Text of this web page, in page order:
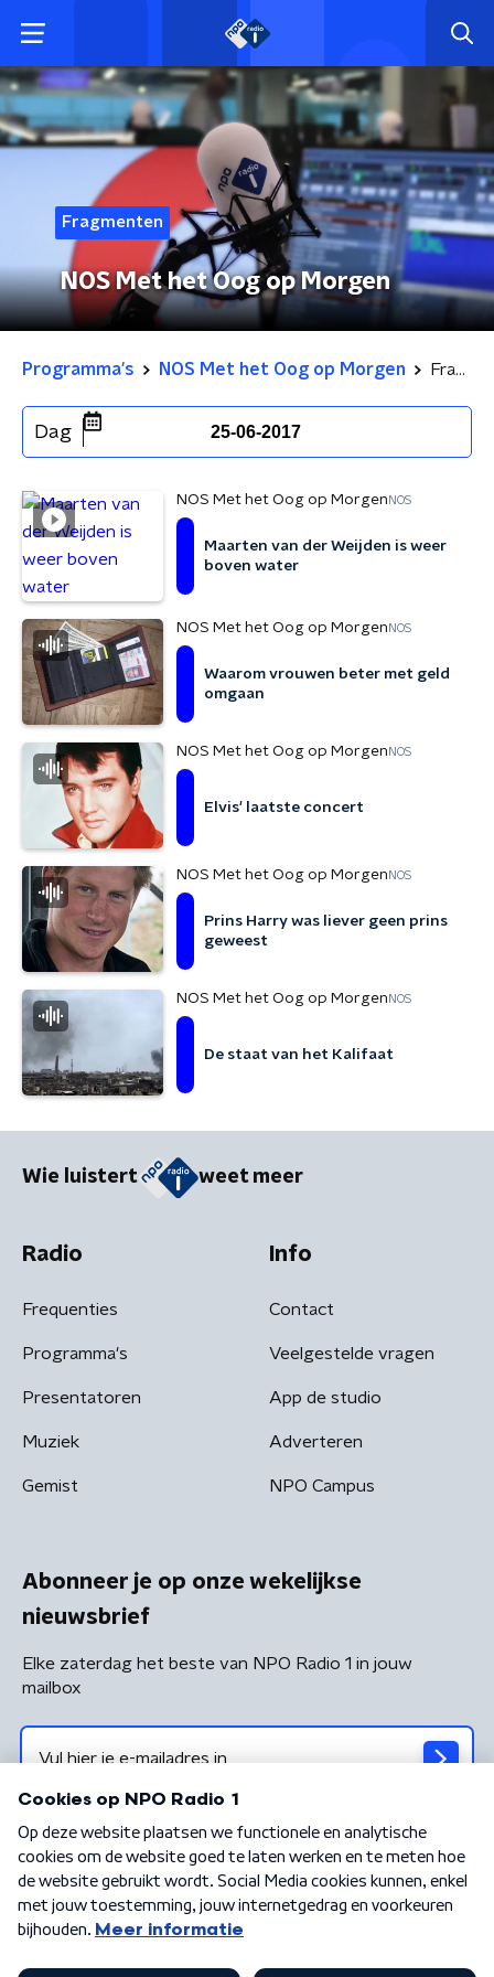
Fragmenten
NOS Met het Oog op Morgen
Programma's NOS Met het Oog op Morgen Fragmenten
Dag 25-06-2017
NOS Met het Oog op Morgen NOS
Maarten van der Weijden is weer
boven water
NOS Met het Oog op Morgen NOS
Waarom vrouwen beter met geld
omgaan
NOS Met het Oog op Morgen NOS
Elvis' laatste concert
NOS Met het Oog op Morgen NOS
Prins Harry was liever geen prins
geweest
NOS Met het Oog op Morgen NOS
De staat van het Kalifaat
Wie luistert weet meer
Radio
Frequenties
Programma's
Presentatoren
Muziek
Gemist
Info
Contact
Veelgestelde vragen
App de studio
Adverteren
NPO Campus
Abonneer je op onze wekelijkse
nieuwsbrief
Elke zaterdag het beste van NPO Radio 1 in jouw
mailbox
Algemene voorwaarden